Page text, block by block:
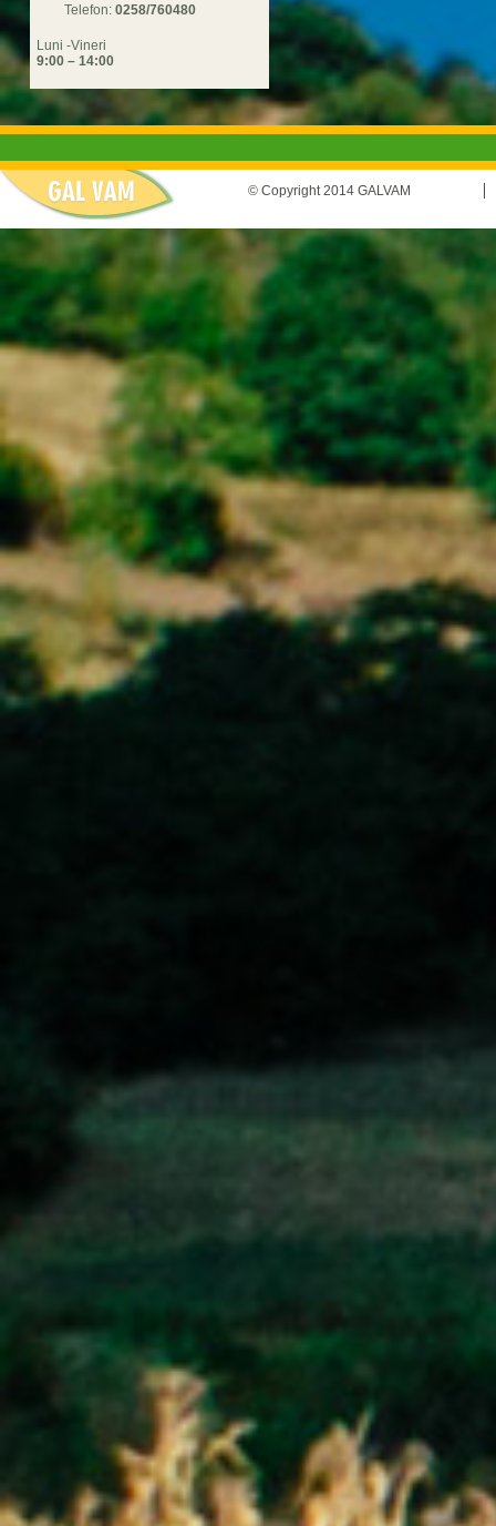
Telefon: 0258/760480
Luni -Vineri
9:00 – 14:00
© Copyright 2014 GALVAM